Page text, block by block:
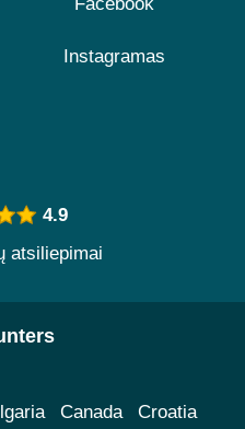
Instagramas
4.9
atsiliepimai
Canada Croatia